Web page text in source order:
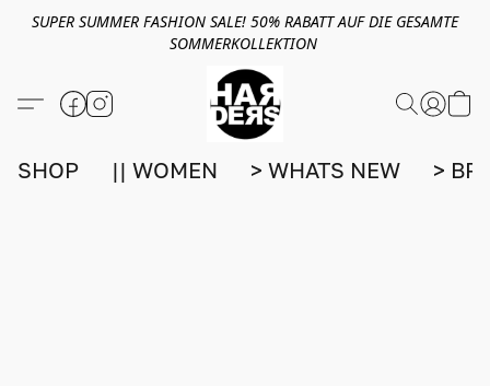
SUPER SUMMER FASHION SALE! 50% RABATT AUF DIE GESAMTE
SOMMERKOLLEKTION
SHOP || WOMEN > WHATS NEW >